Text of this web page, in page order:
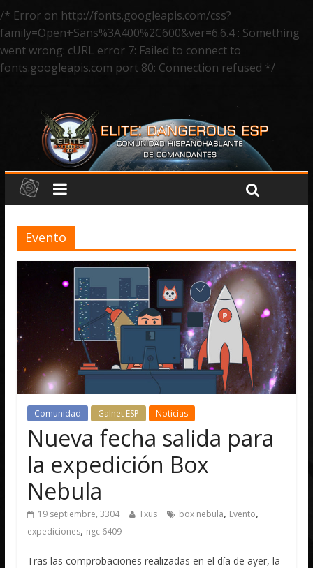
/* Error on http://fonts.googleapis.com/css?
family=Open+Sans%3A400%2C600&ver=6.6.4 : Something
went wrong: cURL error 7: Failed to connect to
fonts.googleapis.com port 80: Connection refused */
Evento
Comunidad Galnet ESP Noticias
Nueva fecha salida para
la expedición Box
Nebula
19 septiembre, 3304 Txus box nebula, Evento,
expediciones, ngc 6409
Tras las comprobaciones realizadas en el día de ayer, la